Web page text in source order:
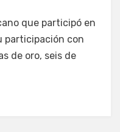
que participó en
participación con
de oro, seis de